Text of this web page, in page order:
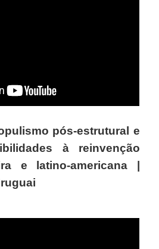
pós-estrutural e
à reinvenção
e latino-americana |